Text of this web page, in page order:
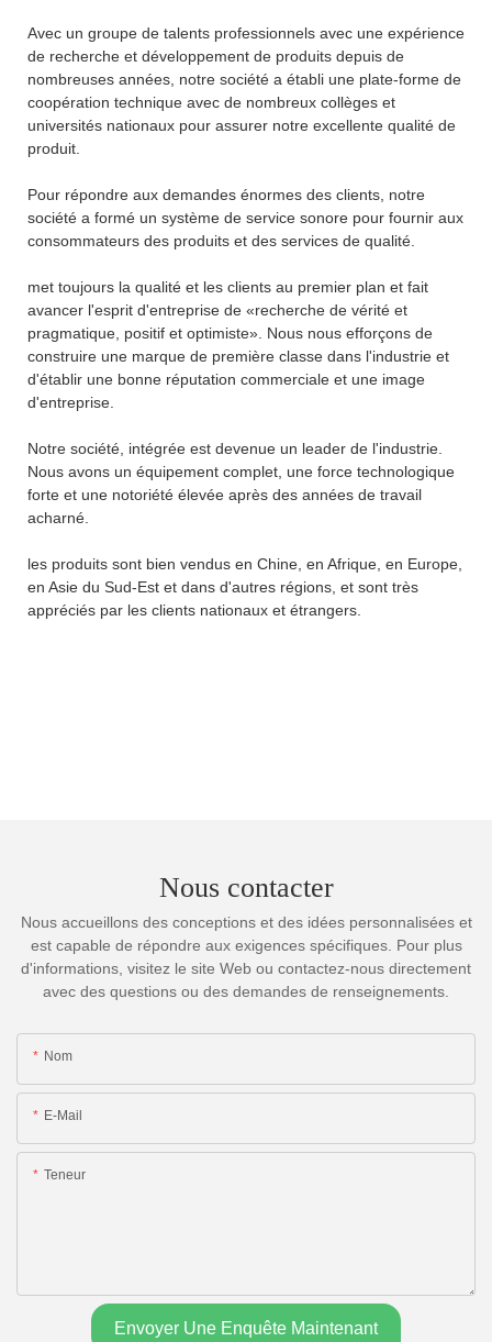
Avec un groupe de talents professionnels avec une expérience
de recherche et développement de produits depuis de
nombreuses années, notre société a établi une plate-forme de
coopération technique avec de nombreux collèges et
universités nationaux pour assurer notre excellente qualité de
produit.
Pour répondre aux demandes énormes des clients, notre
société a formé un système de service sonore pour fournir aux
consommateurs des produits et des services de qualité.
met toujours la qualité et les clients au premier plan et fait
avancer l'esprit d'entreprise de «recherche de vérité et
pragmatique, positif et optimiste». Nous nous efforçons de
construire une marque de première classe dans l'industrie et
d'établir une bonne réputation commerciale et une image
d'entreprise.
Notre société, intégrée est devenue un leader de l'industrie.
Nous avons un équipement complet, une force technologique
forte et une notoriété élevée après des années de travail
acharné.
les produits sont bien vendus en Chine, en Afrique, en Europe,
en Asie du Sud-Est et dans d'autres régions, et sont très
appréciés par les clients nationaux et étrangers.
Nous contacter
Nous accueillons des conceptions et des idées personnalisées et
est capable de répondre aux exigences spécifiques. Pour plus
d'informations, visitez le site Web ou contactez-nous directement
avec des questions ou des demandes de renseignements.
Nom
E-Mail
Teneur
Envoyer Une Enquête Maintenant